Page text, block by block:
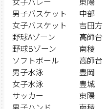
男子バスケット
女子バスケット
野球Aゾーン
野球Bゾーン
ソフトボール
男子水泳
女子水泳
サッカー
中部
吉田方
高師台
南稜
高師台
豊岡
豊城
東陽